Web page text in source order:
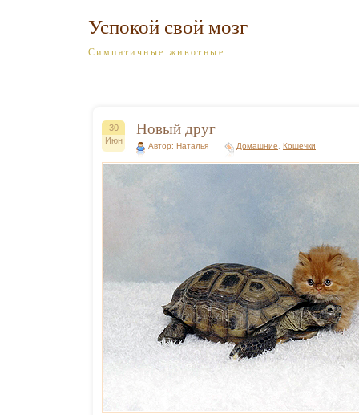
Успокой свой мозг
Симпатичные животные
30
Июн
Новый друг
Автор: Наталья Домашние Кошечки